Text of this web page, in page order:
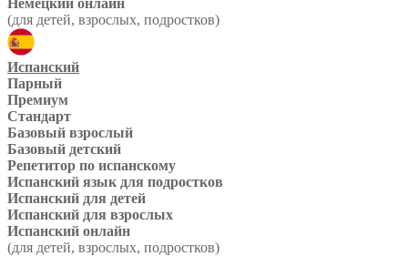
Немецкий онлайн
(для детей, взрослых, подростков)
Испанский
Парный
Премиум
Стандарт
Базовый взрослый
Базовый детский
Репетитор по испанскому
Испанский язык для подростков
Испанский для детей
Испанский для взрослых
Испанский онлайн
(для детей, взрослых, подростков)